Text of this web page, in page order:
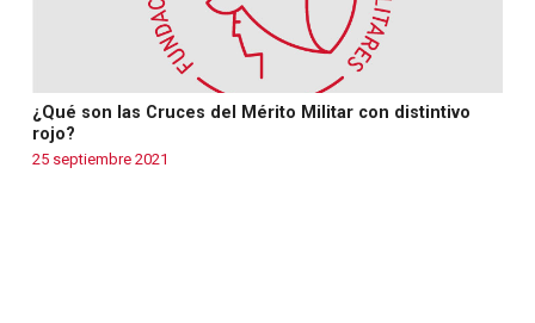
¿Qué son las Cruces del Mérito Militar con distintivo
rojo?
25 septiembre 2021